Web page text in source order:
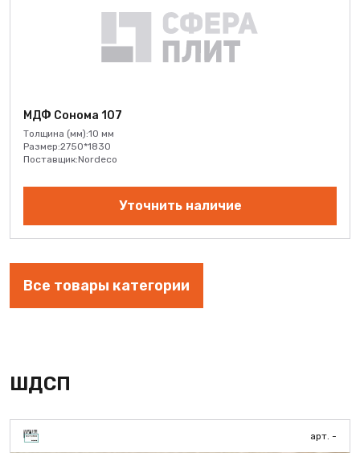
МДФ Сонома 107
Толщина (мм):10 мм
Размер:2750*1830
Поставщик:Nordeco
Уточнить наличие
Все товары категории
ШДСП
арт. -